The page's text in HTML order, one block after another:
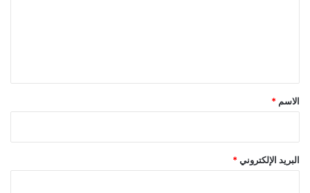
*
الاسم *
البريد الإلكتروني*